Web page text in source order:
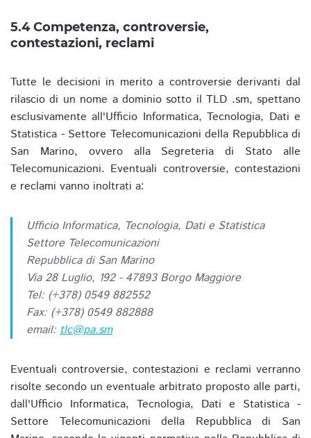
5.4 Competenza, controversie,
contestazioni, reclami
Tutte le decisioni in merito a controversie derivanti dal
rilascio di un nome a dominio sotto il TLD .sm, spettano
esclusivamente all'Ufficio Informatica, Tecnologia, Dati e
Statistica - Settore Telecomunicazioni della Repubblica di
San Marino, ovvero alla Segreteria di Stato alle
Telecomunicazioni. Eventuali controversie, contestazioni
e reclami vanno inoltrati a:
Ufficio Informatica, Tecnologia, Dati e Statistica
Settore Telecomunicazioni
Repubblica di San Marino
Via 28 Luglio, 192 - 47893 Borgo Maggiore
Tel: (+378) 0549 882552
Fax: (+378) 0549 882888
email: tlc@pa.sm
Eventuali controversie, contestazioni e reclami verranno
risolte secondo un eventuale arbitrato proposto alle parti,
dall'Ufficio Informatica, Tecnologia, Dati e Statistica -
Settore Telecomunicazioni della Repubblica di San